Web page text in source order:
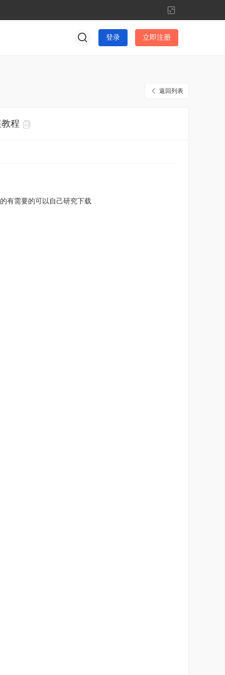
切
换
到
窄
登录 立即注册
返回列表
程
的有需要的可以自己研究下载